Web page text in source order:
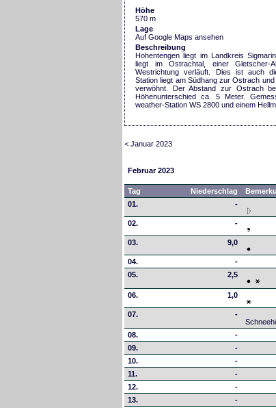
Höhe
570 m
Lage
Auf Google Maps ansehen
Beschreibung
Hohentengen liegt im Landkreis
liegt im Ostrachtal, einer Gletscher-
Westrichtung verläuft. Dies ist auch
Station liegt am Südhang zur Ostrach
verwöhnt. Der Abstand zur Ostrach
Höhenunterschied ca. 5 Meter.
weather-Station WS 2800 und einem
< Januar 2023
Februar 2023
Tag Niederschlag
01.
-
02. -
03. 9,0
04. -
05.
2,5
06. 1,0
07.
-
08. -
09.
-
10.
-
11.
-
12.
-
13.
-